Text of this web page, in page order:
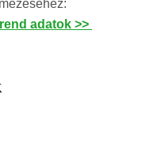
adatok >>